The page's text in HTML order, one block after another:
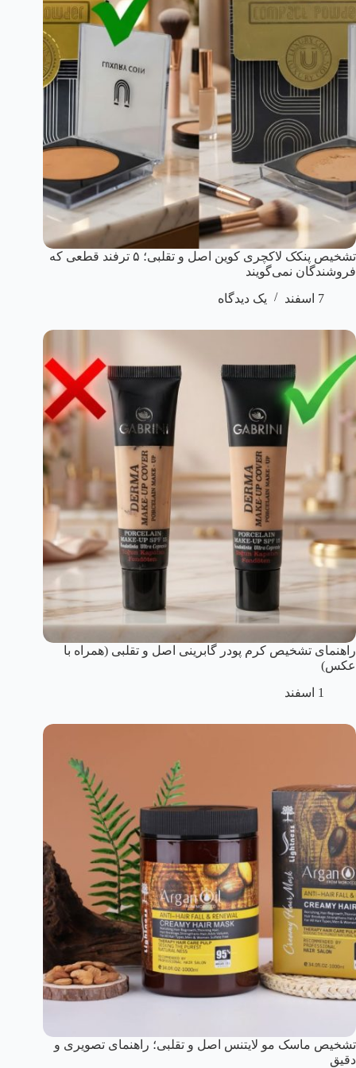
تشخیص پنکک لاکچری کوین اصل و تقلبی؛ ۵ ترفند قطعی که
فروشندگان نمی‌گویند
7 اسفند
یک دیدگاه
راهنمای تشخیص کرم پودر گابرینی اصل و تقلبی (همراه با
عکس)
1 اسفند
تشخیص ماسک مو لایتنس اصل و تقلبی؛ راهنمای تصویری و
دقیق